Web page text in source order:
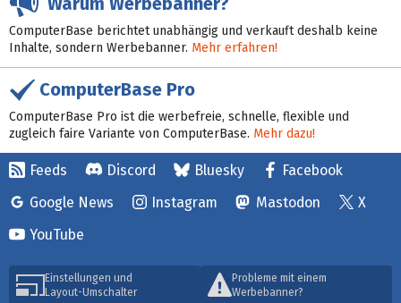
ComputerBase berichtet unabhängig und verkauft deshalb keine
Inhalte, sondern Werbebanner. Mehr erfahren!
ComputerBase Pro
ComputerBase Pro ist die werbefreie, schnelle, flexible und
zugleich faire Variante von ComputerBase. Mehr dazu!
Feeds Discord Bluesky
Facebook
Google News
Instagram Mastodon
X
YouTube
Einstellungen und
Layout-Umschalter
Probleme mit einem
Werbebanner?